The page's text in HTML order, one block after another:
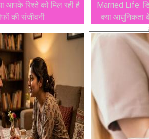
आपके रिश्ते को मिल रही है
की संजीवनी
Married Life:
क्या आधुनिकता